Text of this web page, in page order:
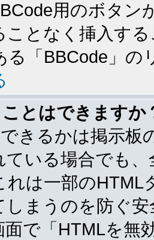
用のボタン
ことなく挿入す
る「BBCode」
とはできますか
きるかは掲示板
ている場合でも
れは一部の
しまうのを防ぐ
面で「HTMLを無